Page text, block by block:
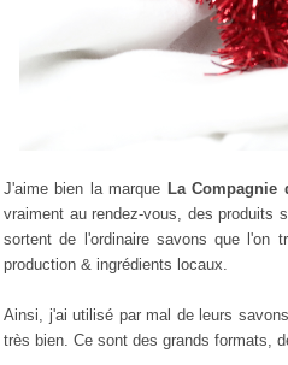
J'aime bien la marque La Compagnie
vraiment au rendez-vous, des produits
sortent de l'ordinaire savons que l'on
production & ingrédients locaux.
Ainsi, j'ai utilisé par mal de leurs
très bien. Ce sont des grands formats,